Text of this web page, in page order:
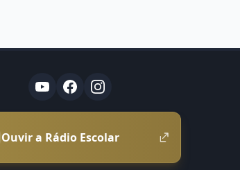
Ouvir a Rádio Escolar